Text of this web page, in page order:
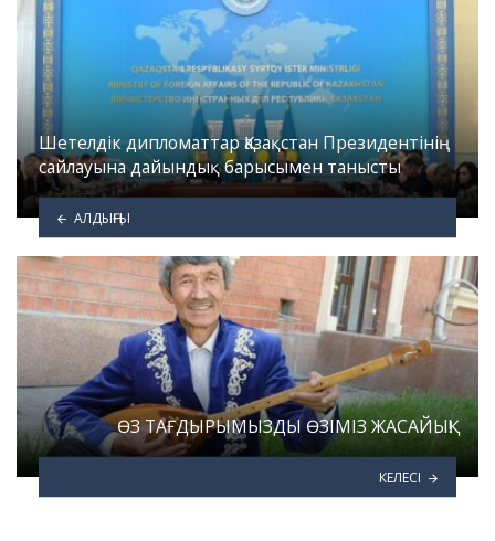
Шетелдік дипломаттар Қазақстан Президентінің
сайлауына дайындық барысымен танысты
АЛДЫҢҒЫ
ӨЗ ТАҒДЫРЫМЫЗДЫ ӨЗІМІЗ ЖАСАЙЫҚ!
КЕЛЕСІ